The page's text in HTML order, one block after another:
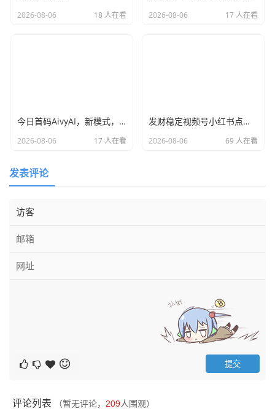
2026-08-06 18 人在看 2026-08-06 17 人在看
今日首码AivyAI，新模式，新玩法，布局市场 普通人能参与的AI风口，注册送AVAX与新手大礼包，
2026-08-06 17 人在看
发财稳定视频号小红书点赞，全网最稳定绿色的项目，全网一起推
2026-08-06 69 人在看
发表评论
评论列表 （暂无评论， 209人围观）